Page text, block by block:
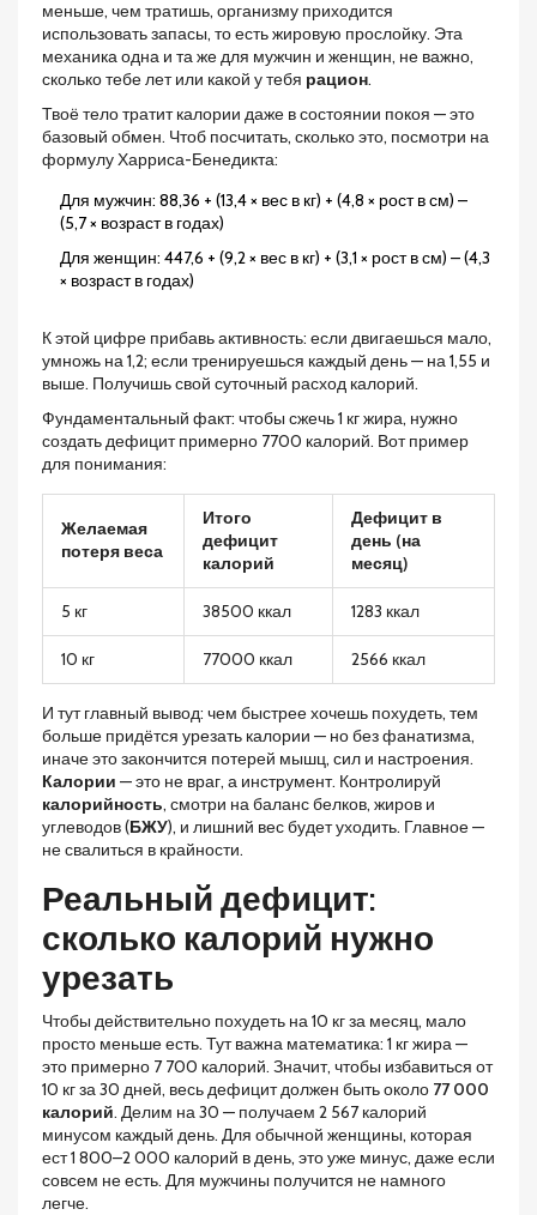
меньше, чем тратишь, организму приходится
использовать запасы, то есть жировую прослойку. Эта
механика одна и та же для мужчин и женщин, не важно,
сколько тебе лет или какой у тебя рацион.
Твоё тело тратит калории даже в состоянии покоя — это
базовый обмен. Чтоб посчитать, сколько это, посмотри на
формулу Харриса-Бенедикта:
Для мужчин: 88,36 + (13,4 × вес в кг) + (4,8 × рост в см) –
(5,7 × возраст в годах)
Для женщин: 447,6 + (9,2 × вес в кг) + (3,1 × рост в см) – (4,3
× возраст в годах)
К этой цифре прибавь активность: если двигаешься мало,
умножь на 1,2; если тренируешься каждый день — на 1,55 и
выше. Получишь свой суточный расход калорий.
Фундаментальный факт: чтобы сжечь 1 кг жира, нужно
создать дефицит примерно 7700 калорий. Вот пример
для понимания:
Желаемая
потеря веса
Итого
дефицит
калорий
Дефицит в
день (на
месяц)
5 кг 38500 ккал 1283 ккал
10 кг 77000 ккал 2566 ккал
И тут главный вывод: чем быстрее хочешь похудеть, тем
больше придётся урезать калории — но без фанатизма,
иначе это закончится потерей мышц, сил и настроения.
Калории — это не враг, а инструмент. Контролируй
калорийность, смотри на баланс белков, жиров и
углеводов (БЖУ), и лишний вес будет уходить. Главное —
не свалиться в крайности.
Реальный дефицит:
сколько калорий нужно
урезать
Чтобы действительно похудеть на 10 кг за месяц, мало
просто меньше есть. Тут важна математика: 1 кг жира —
это примерно 7 700 калорий. Значит, чтобы избавиться от
10 кг за 30 дней, весь дефицит должен быть около 77 000
калорий. Делим на 30 — получаем 2 567 калорий
минусом каждый день. Для обычной женщины, которая
ест 1 800–2 000 калорий в день, это уже минус, даже если
совсем не есть. Для мужчины получится не намного
легче.